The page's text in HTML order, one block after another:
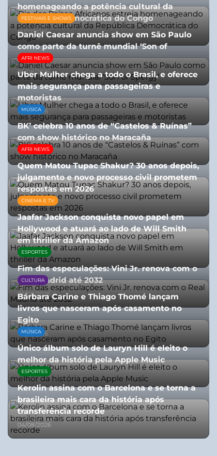
homenageando a potência cultural da
República Democrática do Congo
10/07/2026
FESTIVAIS E SHOWS
Daniel Caesar anuncia show em São Paulo
como parte da turnê mundial ‘Son of
Spergy’
05/08/2026
AFRI NEWS
Uber Mulher chega a todo o Brasil, e oferece
mais segurança para passageiras e
motoristas
10/07/2026
MÚSICA
BK’ celebra 10 anos de “Castelos & Ruínas”
com show histórico no Maracaña
06/08/2026
AFRI NEWS
Quem Matou Tupac Shakur? 30 anos depois,
julgamento e novo processo civil prometem
respostas em 2026
05/08/2026
CINEMA E TV
Jaafar Jackson conquista novo papel em
Hollywood e atuará ao lado de Will Smith
em thriller da Amazon
06/08/2026
ESPORTES
Fim das especulações: Vini Jr. renova com o
Real Madrid até 2032
06/08/2026
CULTURA
Bárbara Carine e Thiago Thomé lançam
livros que nasceram após casamento no
Egito
10/07/2026
MÚSICA
Único álbum solo de Lauryn Hill é eleito o
melhor da história pela Apple Music
06/08/2026
ESPORTES
Kerolin assina com o Barcelona e se torna a
brasileira mais cara da história após
transferência recorde
04/08/2026